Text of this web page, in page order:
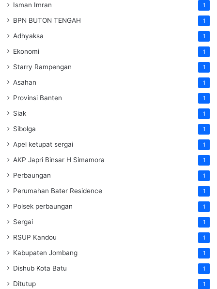
Isman Imran 1
BPN BUTON TENGAH 1
Adhyaksa 1
Ekonomi 1
Starry Rampengan 1
Asahan 1
Provinsi Banten 1
Siak 1
Sibolga 1
Apel ketupat sergai 1
AKP Japri Binsar H Simamora 1
Perbaungan 1
Perumahan Bater Residence 1
Polsek perbaungan 1
Sergai 1
RSUP Kandou 1
Kabupaten Jombang 1
Dishub Kota Batu 1
Ditutup 1